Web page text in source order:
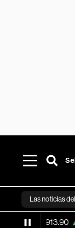
Las noticias
25,913.90